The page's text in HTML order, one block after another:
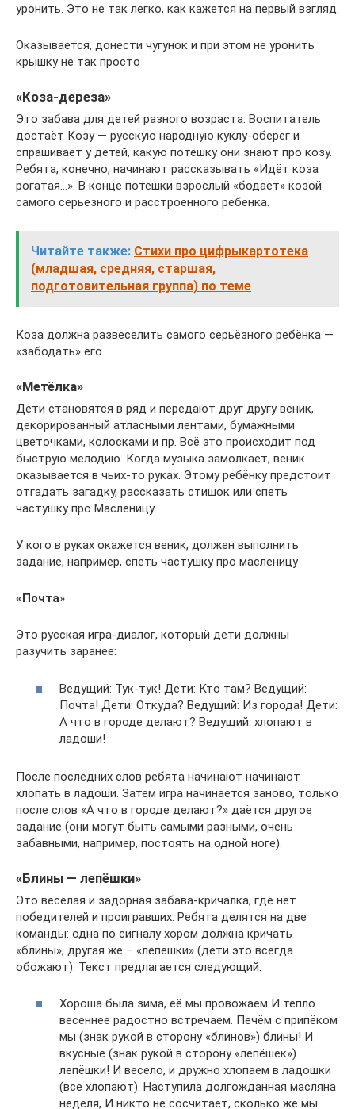
уронить. Это не так легко, как кажется на первый взгляд.
Оказывается, донести чугунок и при этом не уронить
крышку не так просто
«Коза-дереза»
Это забава для детей разного возраста. Воспитатель
достаёт Козу — русскую народную куклу-оберег и
спрашивает у детей, какую потешку они знают про козу.
Ребята, конечно, начинают рассказывать «Идёт коза
рогатая…». В конце потешки взрослый «бодает» козой
самого серьёзного и расстроенного ребёнка.
Читайте также: Стихи про цифрыкартотека
(младшая, средняя, старшая,
подготовительная группа) по теме
Коза должна развеселить самого серьёзного ребёнка —
«забодать» его
«Метёлка»
Дети становятся в ряд и передают друг другу веник,
декорированный атласными лентами, бумажными
цветочками, колосками и пр. Всё это происходит под
быструю мелодию. Когда музыка замолкает, веник
оказывается в чьих-то руках. Этому ребёнку предстоит
отгадать загадку, рассказать стишок или спеть
частушку про Масленицу.
У кого в руках окажется веник, должен выполнить
задание, например, спеть частушку про масленицу
«Почта»
Это русская игра-диалог, который дети должны
разучить заранее:
Ведущий: Тук-тук! Дети: Кто там? Ведущий:
Почта! Дети: Откуда? Ведущий: Из города! Дети:
А что в городе делают? Ведущий: хлопают в
ладоши!
После последних слов ребята начинают начинают
хлопать в ладоши. Затем игра начинается заново, только
после слов «А что в городе делают?» даётся другое
задание (они могут быть самыми разными, очень
забавными, например, постоять на одной ноге).
«Блины — лепёшки»
Это весёлая и задорная забава-кричалка, где нет
победителей и проигравших. Ребята делятся на две
команды: одна по сигналу хором должна кричать
«блины», другая же – «лепёшки» (дети это всегда
обожают). Текст предлагается следующий:
Хороша была зима, её мы провожаем И тепло
весеннее радостно встречаем. Печём с припёком
мы (знак рукой в сторону «блинов») блины! И
вкусные (знак рукой в сторону «лепёшек»)
лепёшки! И весело, и дружно хлопаем в ладошки
(все хлопают). Наступила долгожданная масляна
неделя, И никто не сосчитает, сколько же мы